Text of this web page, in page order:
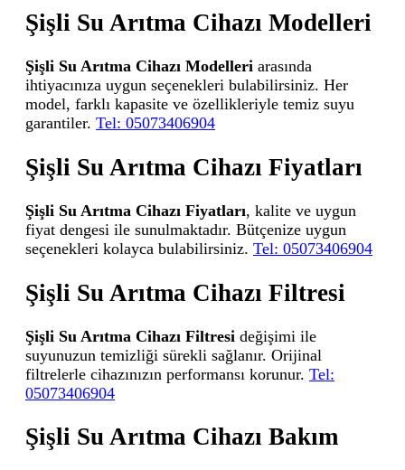
Şişli Su Arıtma Cihazı Modelleri
Şişli Su Arıtma Cihazı Modelleri arasında
ihtiyacınıza uygun seçenekleri bulabilirsiniz. Her
model, farklı kapasite ve özellikleriyle temiz suyu
garantiler. Tel: 05073406904
Şişli Su Arıtma Cihazı Fiyatları
Şişli Su Arıtma Cihazı Fiyatları, kalite ve uygun
fiyat dengesi ile sunulmaktadır. Bütçenize uygun
seçenekleri kolayca bulabilirsiniz. Tel: 05073406904
Şişli Su Arıtma Cihazı Filtresi
Şişli Su Arıtma Cihazı Filtresi değişimi ile
suyunuzun temizliği sürekli sağlanır. Orijinal
filtrelerle cihazınızın performansı korunur. Tel:
05073406904
Şişli Su Arıtma Cihazı Bakım